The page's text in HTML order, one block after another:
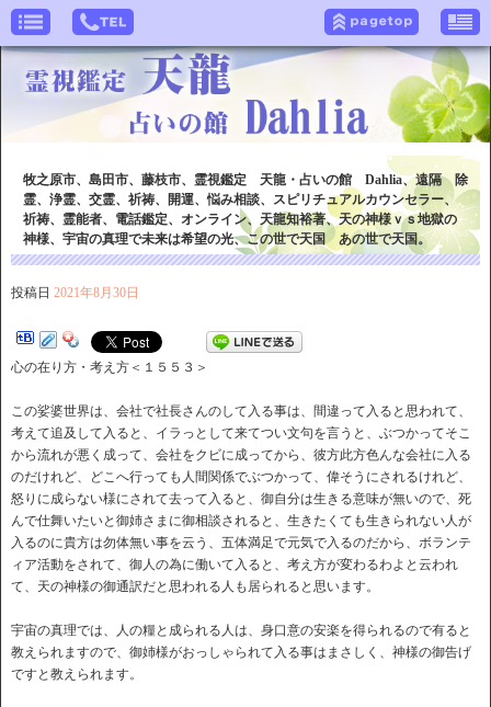
牧之原市、島田市、藤枝市、霊視鑑定 天龍・占いの館 Dahlia、遠隔 除
霊、浄霊、交霊、祈祷、開運、悩み相談、スピリチュアルカウンセラー、
祈祷、霊能者、電話鑑定、オンライン、天龍知裕著、天の神様ｖｓ地獄の
神様、宇宙の真理で未来は希望の光、この世で天国 あの世で天国。
投稿日 2021年8月30日
心の在り方・考え方＜１５５３＞
この娑婆世界は、会社で社長さんのして入る事は、間違って入ると思われて、
考えて追及して入ると、イラっとして来てつい文句を言うと、ぶつかってそこ
から流れが悪く成って、会社をクビに成ってから、彼方此方色んな会社に入る
のだけれど、どこへ行っても人間関係でぶつかって、偉そうにされるけれど、
怒りに成らない様にされて去って入ると、御自分は生きる意味が無いので、死
んで仕舞いたいと御姉さまに御相談されると、生きたくても生きられない人が
入るのに貴方は勿体無い事を云う、五体満足で元気で入るのだから、ボランテ
ィア活動をされて、御人の為に働いて入ると、考え方が変わるわよと云われ
て、天の神様の御通訳だと思われる人も居られると思います。
宇宙の真理では、人の糧と成られる人は、身口意の安楽を得られるので有ると
教えられますので、御姉様がおっしゃられて入る事はまさしく、神様の御告げ
ですと教えられます。